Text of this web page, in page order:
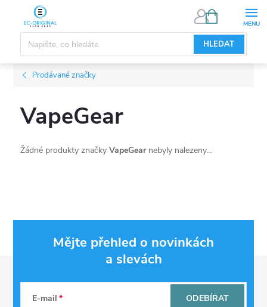
obsah
HLEDAT
NÁKUPNÍ
Prodávané značky
VapeGear
Žádné produkty značkyVapeGearnebyly nalezeny...
Mějte přehled o novinkách
a slevách
E-mail ODEBÍRAT